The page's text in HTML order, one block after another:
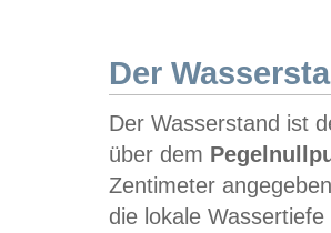
Der
Der Wasserstand ist
über dem
Zentimeter
die lokale